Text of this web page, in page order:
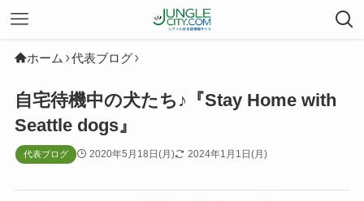
ホーム 代表ブログ
自宅待機中の犬たち♪『Stay Home with
Seattle dogs』
代表ブログ 2020年5月18日(月) 2024年1月1日(月)